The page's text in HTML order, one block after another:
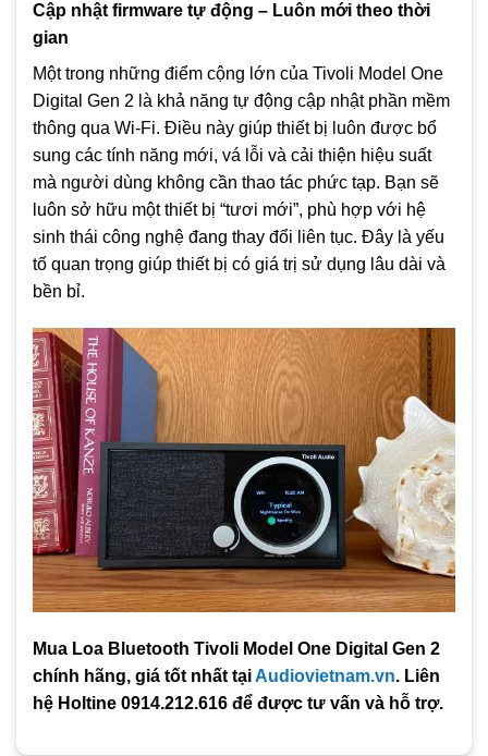
Cập nhật firmware tự động – Luôn mới theo thời
gian
Một trong những điểm cộng lớn của Tivoli Model One
Digital Gen 2 là khả năng tự động cập nhật phần mềm
thông qua Wi-Fi. Điều này giúp thiết bị luôn được bổ
sung các tính năng mới, vá lỗi và cải thiện hiệu suất
mà người dùng không cần thao tác phức tạp. Bạn sẽ
luôn sở hữu một thiết bị “tươi mới”, phù hợp với hệ
sinh thái công nghệ đang thay đổi liên tục. Đây là yếu
tố quan trọng giúp thiết bị có giá trị sử dụng lâu dài và
bền bỉ.
Mua Loa Bluetooth Tivoli Model One Digital Gen 2
chính hãng, giá tốt nhất tạiAudiovietnam.vn. Liên
hệ Holtine 0914.212.616 để được tư vấn và hỗ trợ.